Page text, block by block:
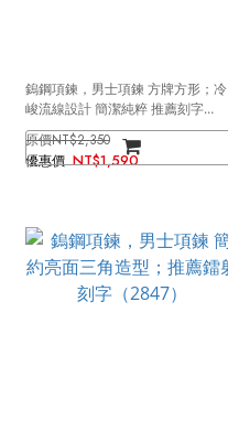
鎢鋼項鍊，男士項鍊 方牌方形；冷
峻流線設計 簡潔純粹 推薦刻字
（3429）
NT$2,350
NT$1,590